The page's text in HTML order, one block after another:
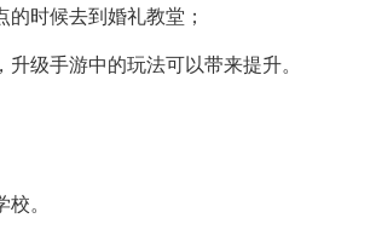
时候去到婚礼教堂；
级手游中的玩法可以带来提升。
。